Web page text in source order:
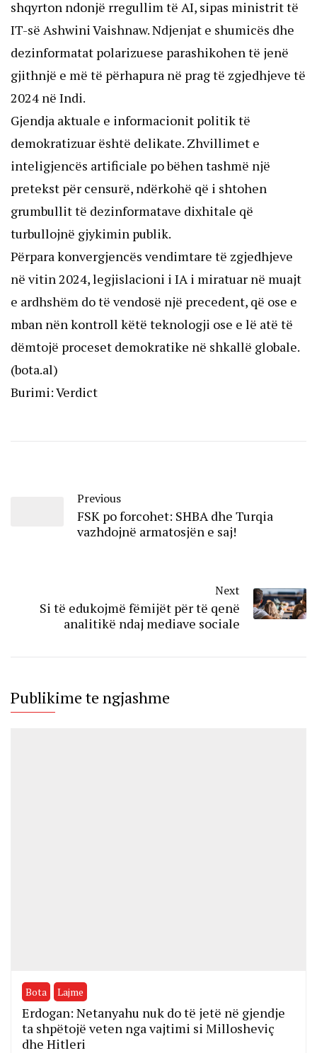
shqyrton ndonjë rregullim të AI, sipas ministrit të
IT-së Ashwini Vaishnaw. Ndjenjat e shumicës dhe
dezinformatat polarizuese parashikohen të jenë
gjithnjë e më të përhapura në prag të zgjedhjeve të
2024 në Indi.
Gjendja aktuale e informacionit politik të
demokratizuar është delikate. Zhvillimet e
inteligjencës artificiale po bëhen tashmë një
pretekst për censurë, ndërkohë që i shtohen
grumbullit të dezinformatave dixhitale që
turbullojnë gjykimin publik.
Përpara konvergjencës vendimtare të zgjedhjeve
në vitin 2024, legjislacioni i IA i miratuar në muajt
e ardhshëm do të vendosë një precedent, që ose e
mban nën kontroll këtë teknologji ose e lë atë të
dëmtojë proceset demokratike në shkallë globale.
(bota.al)
Burimi: Verdict
Previous
FSK po forcohet: SHBA dhe Turqia
vazhdojnë armatosjën e saj!
Next
Si të edukojmë fëmijët për të qenë
analitikë ndaj mediave sociale
Publikime te ngjashme
Bota Lajme
Erdogan: Netanyahu nuk do të jetë në gjendje
ta shpëtojë veten nga vajtimi si Millosheviç
dhe Hitleri